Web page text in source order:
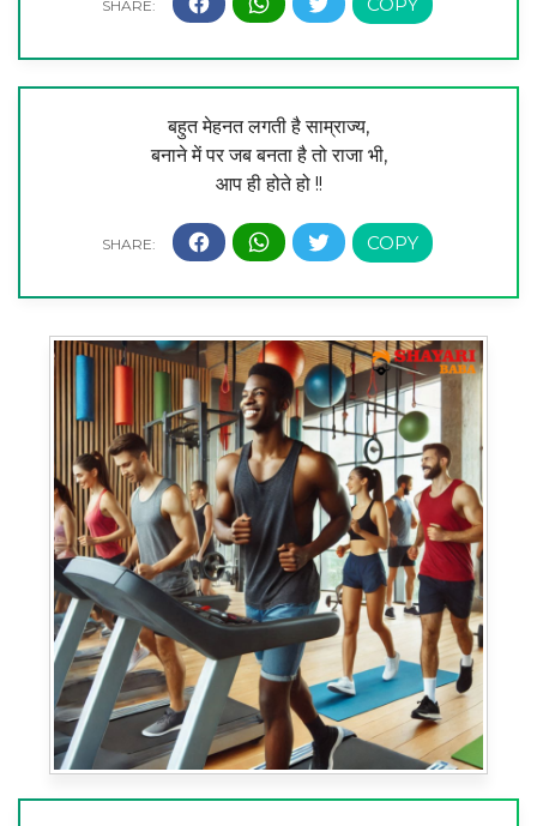
बहुत मेहनत लगती है साम्राज्य,
बनाने में पर जब बनता है तो राजा भी,
आप ही होते हो !!